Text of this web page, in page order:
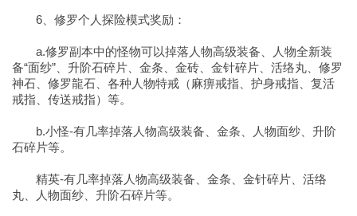
6、修罗个人探险模式奖励：
a.修罗副本中的怪物可以掉落人物高级装备、人物全新装
备“面纱”、升阶石碎片、金条、金砖、金针碎片、活络丸、修罗
神石、修罗龍石、各种人物特戒（麻痹戒指、护身戒指、复活
戒指、传送戒指）等。
b.小怪-有几率掉落人物高级装备、金条、人物面纱、升阶
石碎片等。
精英-有几率掉落人物高级装备、金条、金针碎片、活络
丸、人物面纱、升阶石碎片等。